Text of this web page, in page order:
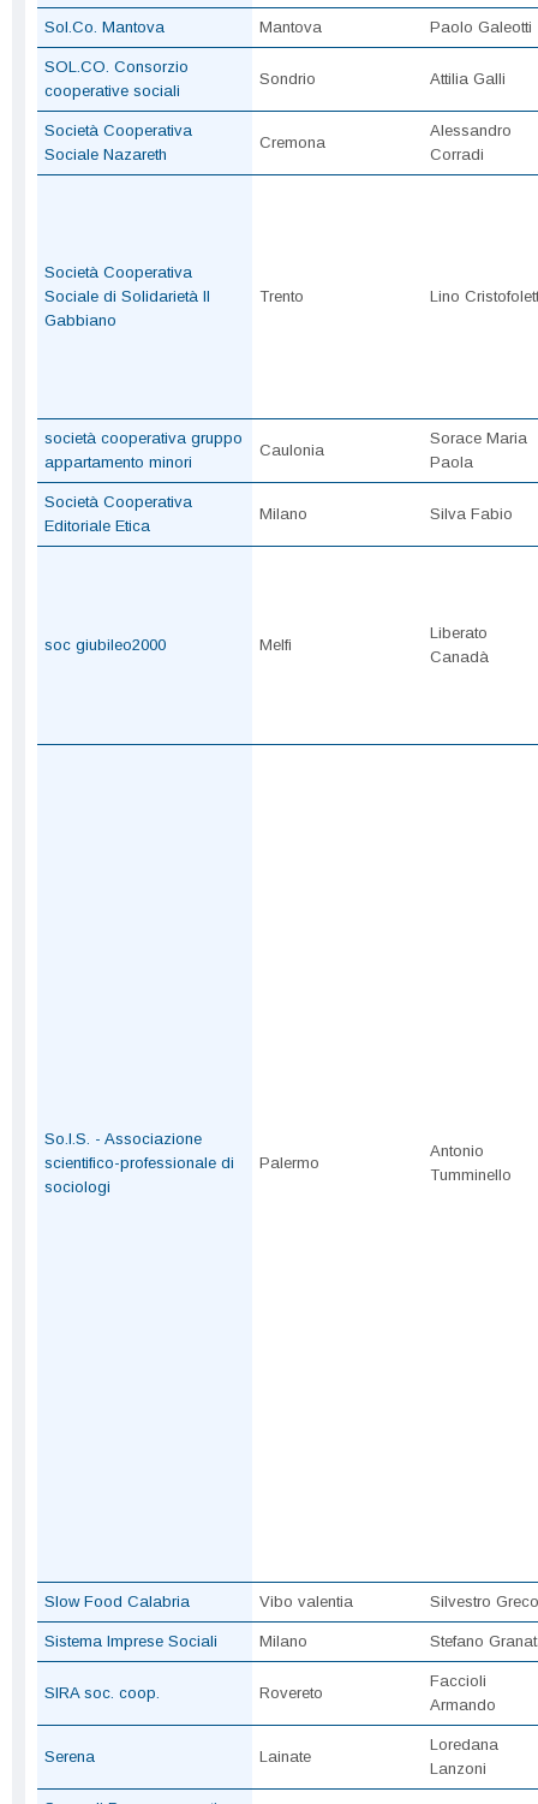
Sol.Co. Mantova Mantova Paolo Galeotti
SOL.CO. Consorzio
cooperative sociali
Sondrio Attilia Galli
Società Cooperativa
Sociale Nazareth
Cremona
Alessandro
Corradi
Società Cooperativa
Sociale di Solidarietà Il
Gabbiano
Trento Lino
società cooperativa gruppo
appartamento minori
Caulonia
Sorace Maria
Paola
Società Cooperativa
Editoriale Etica
Milano Silva Fabio
soc giubileo2000 Melfi
Liberato
Canadà
So.I.S. - Associazione
scientifico-professionale di
sociologi
Palermo
Antonio
Tumminello
Slow Food Calabria Vibo valentia Silvestro Greco
Sistema Imprese Sociali Milano Stefano
SIRA soc. coop. Rovereto
Faccioli
Armando
Serena Lainate
Loredana
Lanzoni